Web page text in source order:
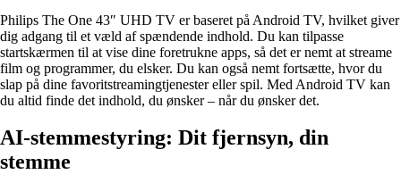
Philips The One 43″ UHD TV er baseret på Android TV, hvilket giver
dig adgang til et væld af spændende indhold. Du kan tilpasse
startskærmen til at vise dine foretrukne apps, så det er nemt at streame
film og programmer, du elsker. Du kan også nemt fortsætte, hvor du
slap på dine favoritstreamingtjenester eller spil. Med Android TV kan
du altid finde det indhold, du ønsker – når du ønsker det.
AI-stemmestyring: Dit fjernsyn, din
stemme